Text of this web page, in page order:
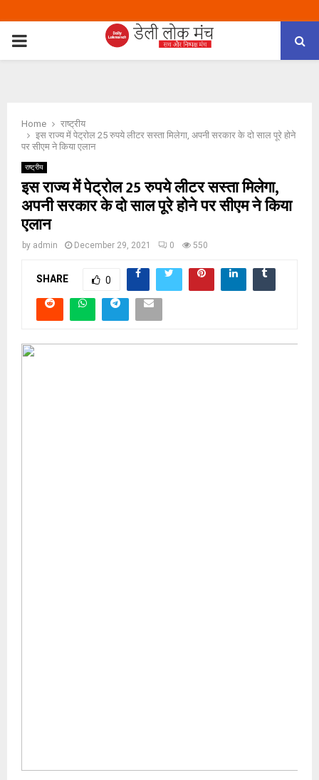
PRIMARY
Home
राष्ट्रीय
इस राज्य में पेट्रोल 25 रुपये लीटर सस्ता मिलेगा, अपनी सरकार के दो साल पूरे होने
पर सीएम ने किया एलान
राष्ट्रीय
इस राज्य में पेट्रोल 25 रुपये लीटर सस्ता मिलेगा,
अपनी सरकार के दो साल पूरे होने पर सीएम ने किया
एलान
by admin December 29, 2021 0 550
SHARE 0